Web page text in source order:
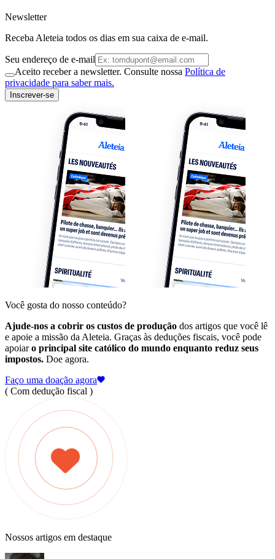
Newsletter
Receba Aleteia todos os dias em sua caixa de e-mail.
Seu endereço de e-mail
Aceito receber a newsletter. Consulte nossa Política de
privacidade para saber mais.
Inscrever-se
Você gosta do nosso conteúdo?
Ajude-nos a cobrir os custos de produção dos artigos que você lê
e apoie a missão da Aleteia. Graças às deduções fiscais, você pode
apoiaro principal site católico do mundo enquanto reduz seus
impostos. Doe agora.
Faço uma doação agora
( Com dedução fiscal )
Nossos artigos em destaque